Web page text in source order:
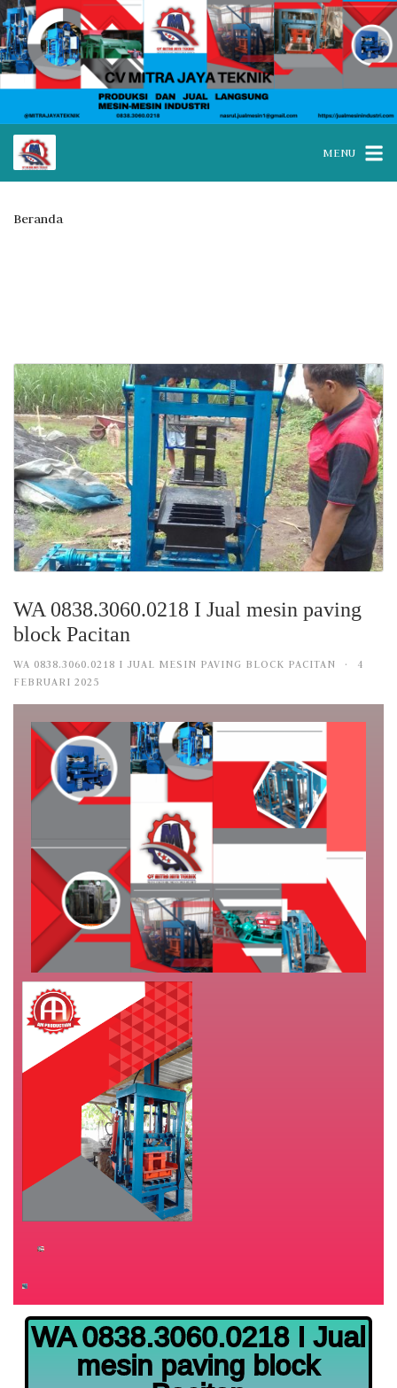
MENU
Beranda
WA 0838.3060.0218 I Jual mesin paving
block Pacitan
WA 0838.3060.0218 I JUAL MESIN PAVING BLOCK PACITAN ·
4
FEBRUARI 2025
WA 0838.3060.0218 I Jual
mesin paving block